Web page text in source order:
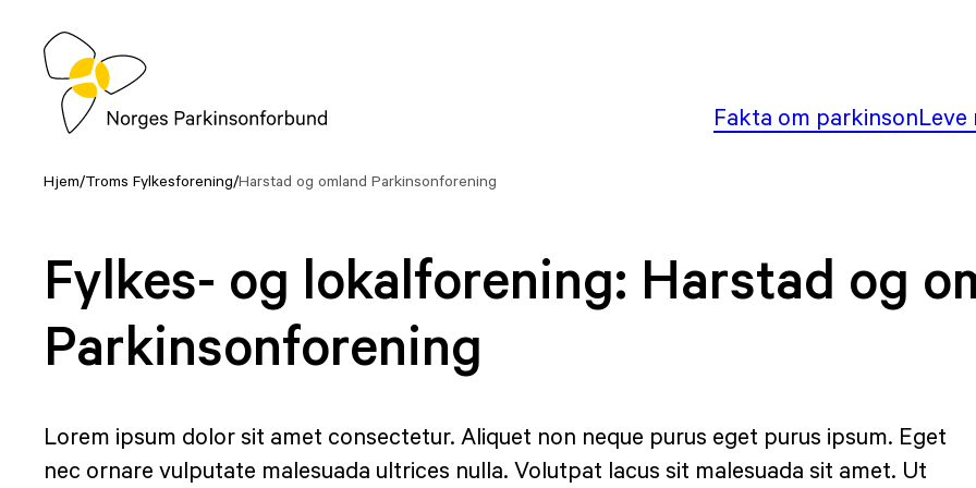
innhold
Fakta om parkinsonLeve
Hjem/Troms Fylkesforening/Harstad og omland Parkinsonforening
Fylkes- og lokalforening: Harstad og
Parkinsonforening
Lorem ipsum dolor sit amet consectetur. Aliquet non neque purus eget purus ipsum. Eget
nec ornare vulputate malesuada ultrices nulla. Volutpat lacus sit malesuada sit amet. Ut